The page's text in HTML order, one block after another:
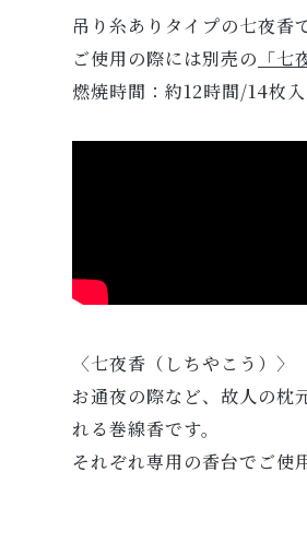
吊り糸ありタイプの七夜香で
ご使用の際には別売の 「
燃焼時間：約12時間/14枚入
〈七夜香（しちやこう）〉
お通夜の際など、故人の枕
れる巻線香です。
それぞれ専用の香台でご使